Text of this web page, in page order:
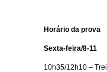
Horário da prova
Sexta-feira/8-11
10h35/12h10 –